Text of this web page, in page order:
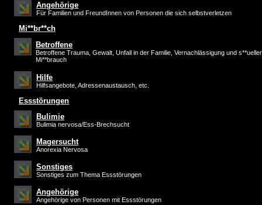
Angehörige
Für Familien und FreundInnen von Personen die sich selbstverletzen
Mi**br**ch
Betroffene
Betroffene Trauma, Gewalt, Unfall in der Familie, Vernachlässigung und s**ueller
Mi**brauch
Hilfe
Hilfsangebote, Adressenaustausch, etc.
Essstörungen
Bulimie
Bulimia nervosa/Ess-Brechsucht
Magersucht
Anorexia Nervosa
Sonstiges
Sonstiges zum Thema Essstörungen
Angehörige
Angehörige von Personen mit Essstörungen